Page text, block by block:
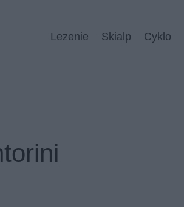
Lezenie Skialp Cyklo